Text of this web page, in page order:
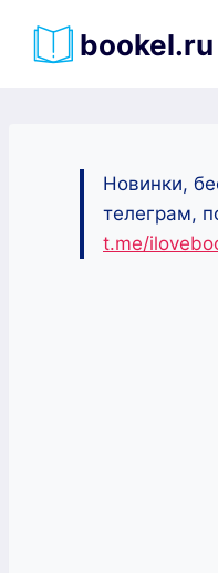
bookel.ru
Новинки,
телеграм,
t.me/